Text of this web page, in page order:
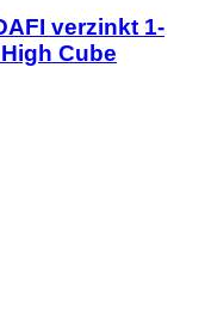
verzinkt 1-
Cube